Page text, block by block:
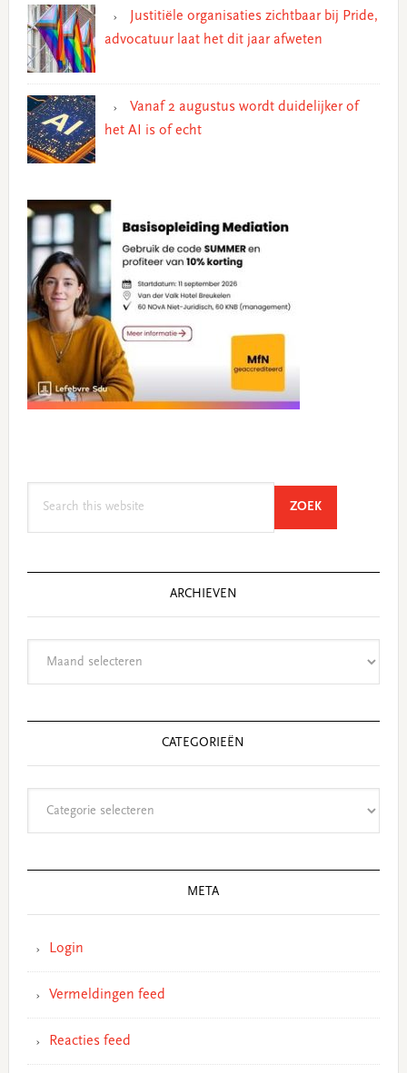
Justitiële organisaties zichtbaar bij Pride,
advocatuur laat het dit jaar afweten
Vanaf 2 augustus wordt duidelijker of
het AI is of echt
ZOEKSEARCH
ARCHIEVEN
CATEGORIEËN
META
Login
Vermeldingen feed
Reacties feed